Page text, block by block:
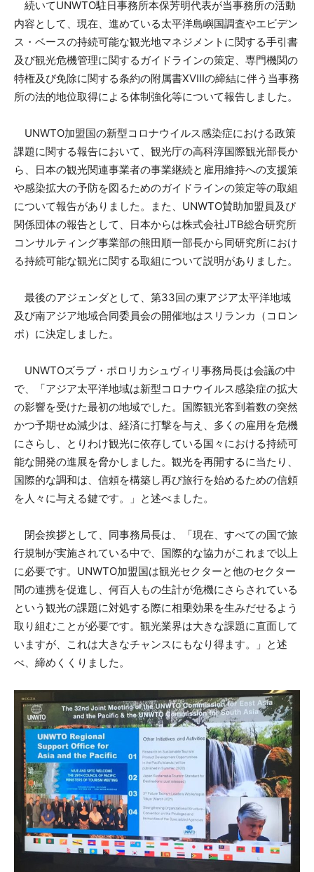
続いてUNWTO駐日事務所本保芳明代表が当事務所の活動
内容として、現在、進めている太平洋島嶼国調査やエビデン
ス・ベースの持続可能な観光地マネジメントに関する手引書
及び観光危機管理に関するガイドラインの策定、専門機関の
特権及び免除に関する条約の附属書XVIIIの締結に伴う当事務
所の法的地位取得による体制強化等について報告しました。
UNWTO加盟国の新型コロナウイルス感染症における政策
課題に関する報告において、観光庁の高科淳国際観光部長か
ら、日本の観光関連事業者の事業継続と雇用維持への支援策
や感染拡大の予防を図るためのガイドラインの策定等の取組
について報告がありました。また、UNWTO賛助加盟員及び
関係団体の報告として、日本からは株式会社JTB総合研究所
コンサルティング事業部の熊田順一部長から同研究所におけ
る持続可能な観光に関する取組について説明がありました。
最後のアジェンダとして、第33回の東アジア太平洋地域
及び南アジア地域合同委員会の開催地はスリランカ（コロン
ボ）に決定しました。
UNWTOズラブ・ポロリカシュヴィリ事務局長は会議の中
で、「アジア太平洋地域は新型コロナウイルス感染症の拡大
の影響を受けた最初の地域でした。国際観光客到着数の突然
かつ予期せぬ減少は、経済に打撃を与え、多くの雇用を危機
にさらし、とりわけ観光に依存している国々における持続可
能な開発の進展を脅かしました。観光を再開するに当たり、
国際的な調和は、信頼を構築し再び旅行を始めるための信頼
を人々に与える鍵です。」と述べました。
閉会挨拶として、同事務局長は、「現在、すべての国で旅
行規制が実施されている中で、国際的な協力がこれまで以上
に必要です。UNWTO加盟国は観光セクターと他のセクター
間の連携を促進し、何百人もの生計が危機にさらされている
という観光の課題に対処する際に相乗効果を生みだせるよう
取り組むことが必要です。観光業界は大きな課題に直面して
いますが、これは大きなチャンスにもなり得ます。」と述
べ、締めくくりました。